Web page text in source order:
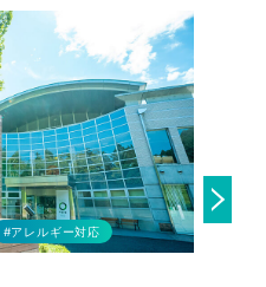
#アレルギー対応